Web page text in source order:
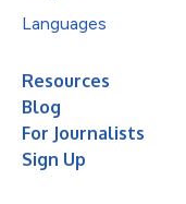
Languages
Resources
Blog
For Journalists
Sign Up